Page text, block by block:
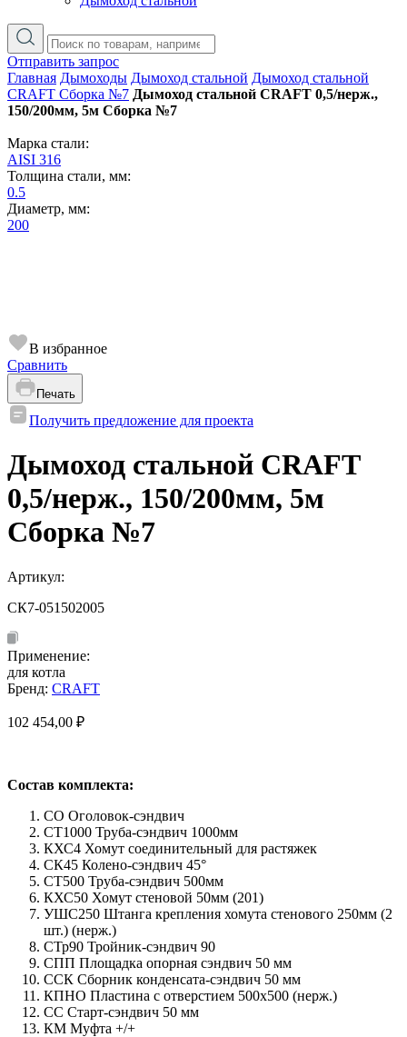
Отправить запрос
Главная Дымоходы Дымоход стальной Дымоход стальной
CRAFT Сборка №7 Дымоход стальной CRAFT 0,5/нерж.,
150/200мм, 5м Сборка №7
Марка стали:
AISI 316
Толщина стали, мм:
0.5
Диаметр, мм:
200
В избранное
Сравнить
Печать
Получить предложение для проекта
Дымоход стальной CRAFT
0,5/нерж., 150/200мм, 5м
Сборка №7
Артикул:
СК7-051502005
Применение:
для котла
Бренд: CRAFT
102 454,00 ₽
Состав комплекта:
СО Оголовок-сэндвич
СТ1000 Труба-сэндвич 1000мм
КХС4 Хомут соединительный для растяжек
СК45 Колено-сэндвич 45°
СТ500 Труба-сэндвич 500мм
КХС50 Хомут стеновой 50мм (201)
УШС250 Штанга крепления хомута стенового 250мм (2
шт.) (нерж.)
СТр90 Тройник-сэндвич 90
СПП Площадка опорная сэндвич 50 мм
ССК Сборник конденсата-сэндвич 50 мм
КПНО Пластина с отверстием 500х500 (нерж.)
СС Старт-сэндвич 50 мм
КМ Муфта +/+